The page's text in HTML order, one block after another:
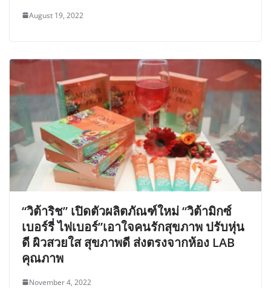
August 19, 2022
“วิต้าริช” เปิดตัวผลิตภัณฑ์ใหม่ “วิต้ามิกซ์
เบอร์รี่ ไฟเบอร์”เอาใจคนรักสุขภาพ ปรับหุ่น
ดี ผิวสวยใส สุขภาพดี ส่งตรงจากห้อง LAB
คุณภาพ
November 4, 2022